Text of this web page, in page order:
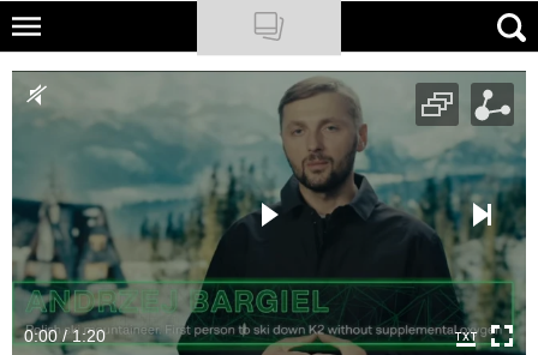
Skip
main
content
NATIONAL GEOGRAPHIC
TRAVELER
PODCASTY
Sklep
Newsletter
Cuda Polski
0:00 / 1:20